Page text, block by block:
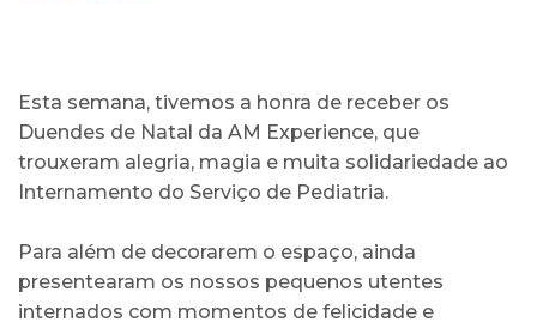
Esta semana, tivemos a honra de receber os
Duendes de Natal da AM Experience, que
trouxeram alegria, magia e muita solidariedade ao
Internamento do Serviço de Pediatria.
Para além de decorarem o espaço, ainda
presentearam os nossos pequenos utentes
internados com momentos de felicidade e